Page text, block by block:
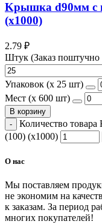
Kрышка d90мм с
(х1000)
2.79 ₽
Штук (Заказ поштучно
Упаковок (x 25 шт)
Мест (x 600 шт)
В корзину
Количество
(100) (х1000)
О нас
Мы поставляем
не экономим на
к заказам. За период
многих покупателей!